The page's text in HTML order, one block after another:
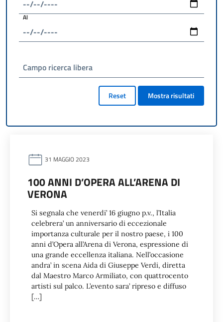
Al
Campo ricerca libera
Reset Mostra risultati
31 MAGGIO 2023
100 ANNI D’OPERA ALL’ARENA DI
VERONA
Si segnala che venerdi’ 16 giugno p.v., l’Italia
celebrera’ un anniversario di eccezionale
importanza culturale per il nostro paese, i 100
anni d’Opera all’Arena di Verona, espressione di
una grande eccellenza italiana. Nell’occasione
andra’ in scena Aida di Giuseppe Verdi, diretta
dal Maestro Marco Armiliato, con quattrocento
artisti sul palco. L’evento sara’ ripreso e diffuso
[…]